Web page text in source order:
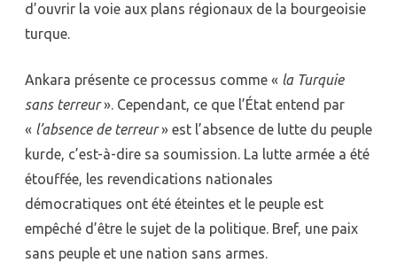
d’ouvrir la voie aux plans régionaux de la bourgeoisie
turque.
Ankara présente ce processus comme « la Turquie
sans terreur». Cependant, ce que l’État entend par
« l’absence de terreur» est l’absence de lutte du peuple
kurde, c’est-à-dire sa soumission. La lutte armée a été
étouffée, les revendications nationales
démocratiques ont été éteintes et le peuple est
empêché d’être le sujet de la politique. Bref, une paix
sans peuple et une nation sans armes.